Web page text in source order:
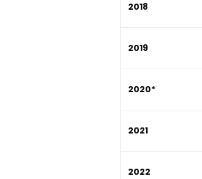
2018
2019
2020*
2021
2022